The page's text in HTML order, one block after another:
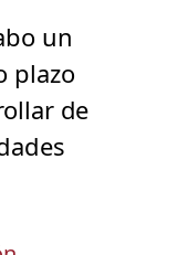
un
plazo
de